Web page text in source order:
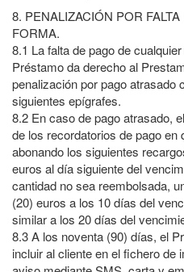
8. PENALIZACIÓN POR
FORMA.
8.1 La falta de pago de
Préstamo da derecho al
penalización por pago atrasado
siguientes epígrafes.
8.2 En caso de pago atrasado,
de los recordatorios de pago en
abonando los siguientes
euros al día siguiente del
cantidad no sea reembolsada,
(20) euros a los 10 días del
similar a los 20 días del
8.3A los noventa (90) días, el
incluir al cliente en el fichero de